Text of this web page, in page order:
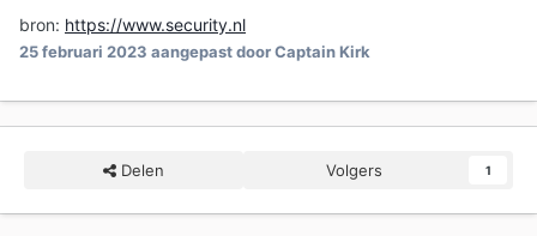
bron: https://www.security.nl
25 februari 2023 aangepast door Captain Kirk
Delen Volgers 1